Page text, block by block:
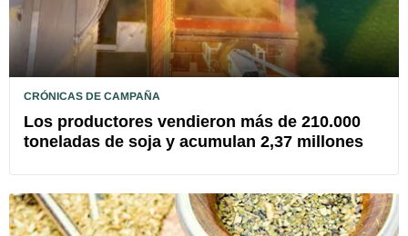
CRÓNICAS DE CAMPAÑA
Los productores vendieron más de 210.000
toneladas de soja y acumulan 2,37 millones